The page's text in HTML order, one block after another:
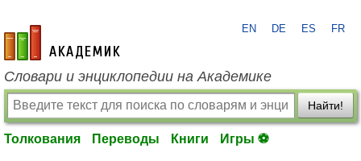
academic.ru
EN DE ES FR
Словари и энциклопедии на Академике
Найти!
Толкования Переводы Книги Игры ⚽